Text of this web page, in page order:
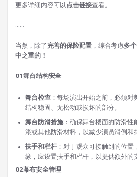
更多详细内容可以点击链接查看。
......
当然，除了完善的保险配置 ，综合考虑多
中之重的！
01舞台结构安全
舞台检查 ：每场演出开始之前，必须
结构稳固、无松动或损坏的部分。
舞台防滑措施 ：确保舞台楼面的防滑
漆或其他防滑材料，以减少演员滑倒和
扶手和栏杆 ：对于观众可接触到的位置
缘，应设置扶手和栏杆，以提供额外的
02幕布安全管理